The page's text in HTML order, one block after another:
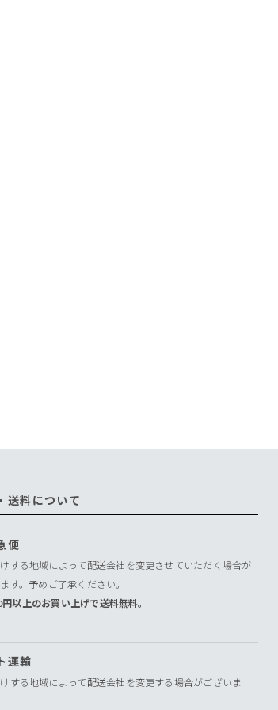
送料について
便
する地域によって配送会社を変更させていただく場合が
す。予めご了承ください。
以上のお買い上げで送料無料。
運輸
する地域によって配送会社を変更する場合がございま